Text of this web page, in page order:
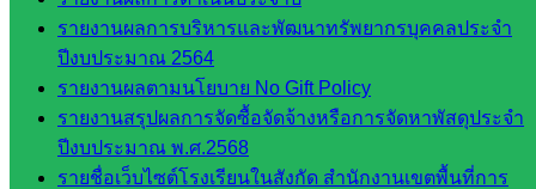
รายงานผลการบริหารและพัฒนาทรัพยากรบุคคลประจำ
ปีงบประมาณ 2564
รายงานผลตามนโยบาย No Gift Policy
รายงานสรุปผลการจัดซื้อจัดจ้างหรือการจัดหาพัสดุประจำ
ปีงบประมาณ พ.ศ.2568
รายชื่อเว็บไซต์โรงเรียนในสังกัด สำนักงานเขตพื้นที่การ
คลากรฯ
กลุ่มนิ
เทศ
ติดตาม
และประ
เมินผลฯ